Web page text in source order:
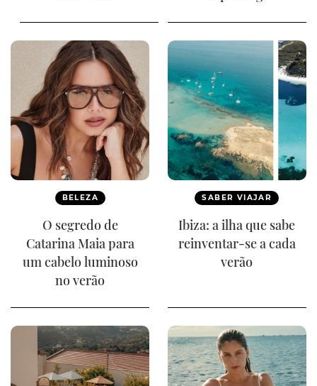
BELEZA
O segredo de
Catarina Maia para
um cabelo luminoso
no verão
SABER VIAJAR
Ibiza: a ilha que sabe
reinventar-se a cada
verão